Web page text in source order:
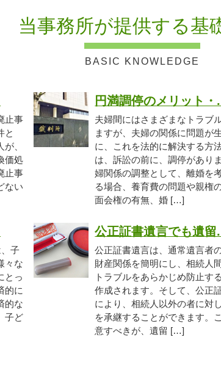
当事務所が提供する基
止事
と
、
価処
止事
ない
円満調停のメリット・
夫婦間にはさまざまなトラブ
ますが、夫婦の関係に問題が
に、これを法的に解決する方
は、訴訟の前に、調停があり
婦関係の調整として、離婚を
る場合、養育費の問題や親権
面会権の有無、婚 […]
子
々な
とっ
的に
的な
子ど
公正証書遺言でも遺留
公正証書遺言は、通常遺言者
財産関係を簡明にし、相続人
トラブルをあらかじめ防止す
作成されます。そして、公正
により、相続人以外の者に対
を承継することができます。
意すべきが、遺留 […]